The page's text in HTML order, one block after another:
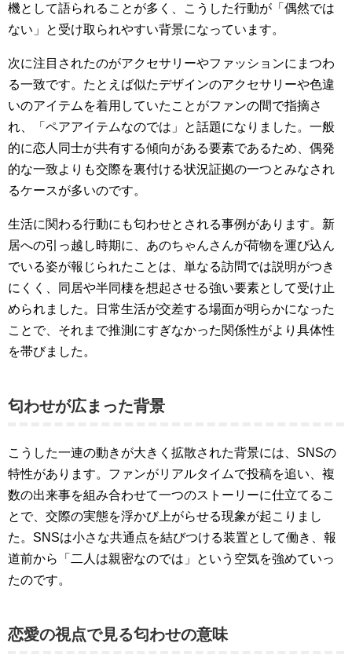
機として語られることが多く、こうした行動が「偶然では
ない」と受け取られやすい背景になっています。
次に注目されたのがアクセサリーやファッションにまつわ
る一致です。たとえば似たデザインのアクセサリーや色違
いのアイテムを着用していたことがファンの間で指摘さ
れ、「ペアアイテムなのでは」と話題になりました。一般
的に恋人同士が共有する傾向がある要素であるため、偶発
的な一致よりも交際を裏付ける状況証拠の一つとみなされ
るケースが多いのです。
生活に関わる行動にも匂わせとされる事例があります。新
居への引っ越し時期に、あのちゃんさんが荷物を運び込ん
でいる姿が報じられたことは、単なる訪問では説明がつき
にくく、同居や半同棲を想起させる強い要素として受け止
められました。日常生活が交差する場面が明らかになった
ことで、それまで推測にすぎなかった関係性がより具体性
を帯びました。
匂わせが広まった背景
こうした一連の動きが大きく拡散された背景には、SNSの
特性があります。ファンがリアルタイムで投稿を追い、複
数の出来事を組み合わせて一つのストーリーに仕立てるこ
とで、交際の実態を浮かび上がらせる現象が起こりまし
た。SNSは小さな共通点を結びつける装置として働き、報
道前から「二人は親密なのでは」という空気を強めていっ
たのです。
恋愛の視点で見る匂わせの意味